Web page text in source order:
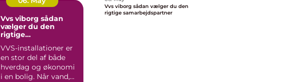
Vvs viborg sådan
vælger du den
rigtige
VVS-installationer er
en stor del af både
hverdag og økonomi
i en bolig. Når vand,
Vvs viborg sådan vælger du den
rigtige samarbejdspartner